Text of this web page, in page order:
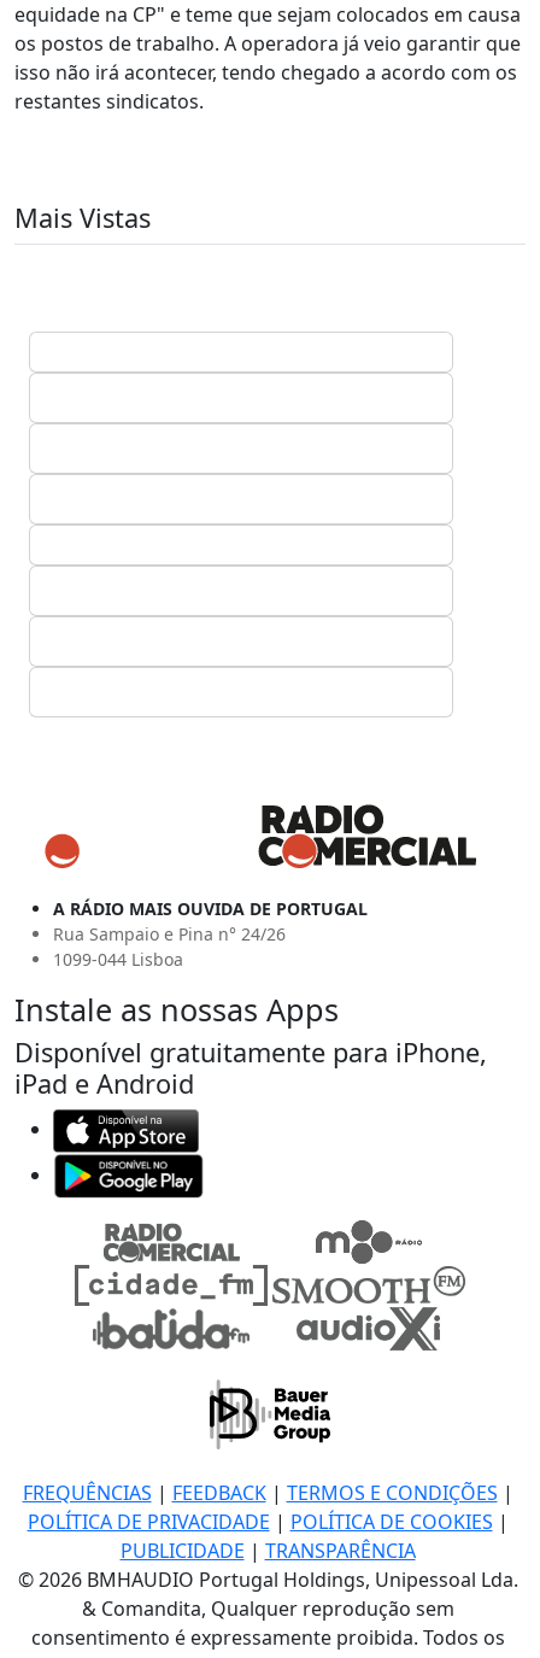
equidade na CP" e teme que sejam colocados em causa
os postos de trabalho. A operadora já veio garantir que
isso não irá acontecer, tendo chegado a acordo com os
restantes sindicatos.
Mais Vistas
A RÁDIO MAIS OUVIDA DE PORTUGAL
Rua Sampaio e Pina n° 24/26
1099-044 Lisboa
Instale as nossas Apps
Disponível gratuitamente para iPhone,
iPad e Android
FREQUÊNCIAS | FEEDBACK| TERMOS E CONDIÇÕES |
POLÍTICA DE PRIVACIDADE | POLÍTICA DE COOKIES |
PUBLICIDADE | TRANSPARÊNCIA
© 2026 BMHAUDIO Portugal Holdings, Unipessoal Lda.
& Comandita, Qualquer reprodução sem
consentimento é expressamente proibida. Todos os